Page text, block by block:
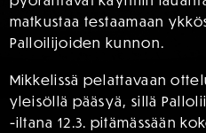
matkustaa testaamaan
Palloilijoiden kunnon.
Mikkelissä pelattavaan
yleisöllä pääsyä, sillä
-iltana 12.3. pitämässään